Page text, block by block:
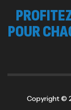
POUR
Copyright ©